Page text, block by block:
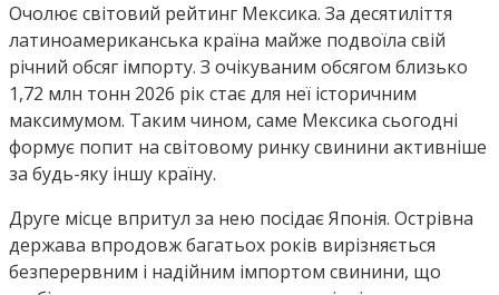
Очолює світовий рейтинг Мексика. За десятиліття
латиноамериканська країна майже подвоїла свій
річний обсяг імпорту. З очікуваним обсягом близько
1,72 млн тонн 2026 рік стає для неї історичним
максимумом. Таким чином, саме Мексика сьогодні
формує попит на світовому ринку свинини активніше
за будь-яку іншу країну.
Друге місце впритул за нею посідає Японія. Острівна
держава впродовж багатьох років вирізняється
безперервним і надійним імпортом свинини, що